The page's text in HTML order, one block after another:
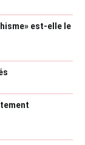
est-elle le